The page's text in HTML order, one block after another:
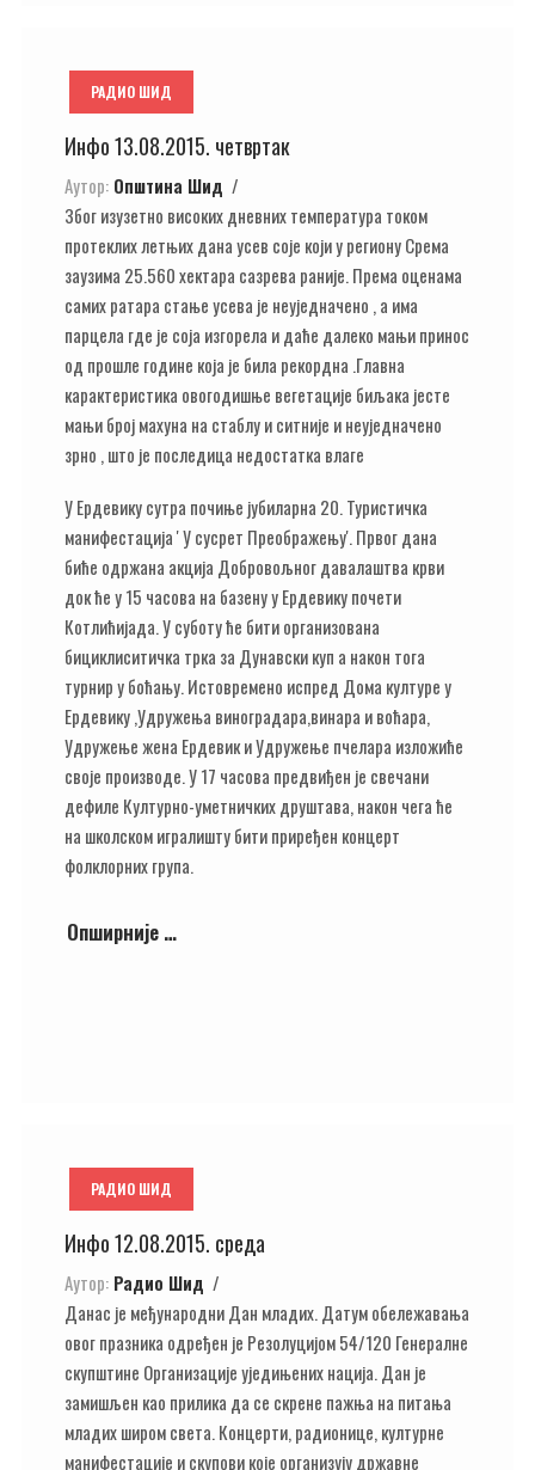
РАДИО ШИД
Инфо 13.08.2015. четвртак
Аутор: Општина Шид
Због изузетно високих дневних температура током
протеклих летњих дана усев соје који у региону Срема
заузима 25.560 хектара сазрева раније. Према оценама
самих ратара стање усева је неуједначено , а има
парцела где је соја изгорела и даће далеко мањи принос
од прошле године која је била рекордна .Главна
карактеристика овогодишње вегетације биљака јесте
мањи број махуна на стаблу и ситније и неуједначено
зрно , што је последица недостатка влаге
У Ердевику сутра почиње јубиларна 20. Туристичка
манифестација ' У сусрет Преображењу'. Првог дана
биће одржана акција Добровољног давалаштва крви
док ће у 15 часова на базену у Ердевику почети
Котлићијада. У суботу ће бити организована
бициклиситичка трка за Дунавски куп а након тога
турнир у боћању. Истовремено испред Дома културе у
Ердевику ,Удружења виноградара,винара и воћара,
Удружење жена Ердевик и Удружење пчелара изложиће
своје производе. У 17 часова предвиђен је свечани
дефиле Културно-уметничких друштава, након чега ће
на школском игралишту бити приређен концерт
фолклорних група.
Опширније …
РАДИО ШИД
Инфо 12.08.2015. среда
Аутор: Радио Шид
Данас је међународни Дан младих. Датум обележавања
овог празника одређен је Резолуцијом 54/120 Генералне
скупштине Организације уједињених нација. Дан је
замишљен као прилика да се скрене пажња на питања
младих широм света. Концерти, радионице, културне
манифестације и скупови које организују државне